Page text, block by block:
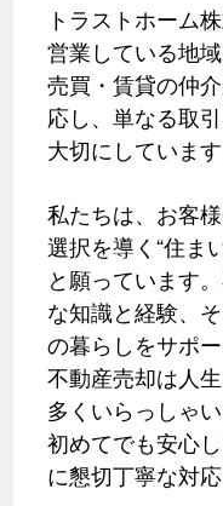
トラストホーム
営業している地
売買・賃貸の仲
応し、単なる取
大切にしています
私たちは、お客
選択を導く“住ま
と願っています
な知識と経験、
の暮らしをサポー
不動産売却は人
多くいらっしゃい
初めてでも安心
に懇切丁寧な対